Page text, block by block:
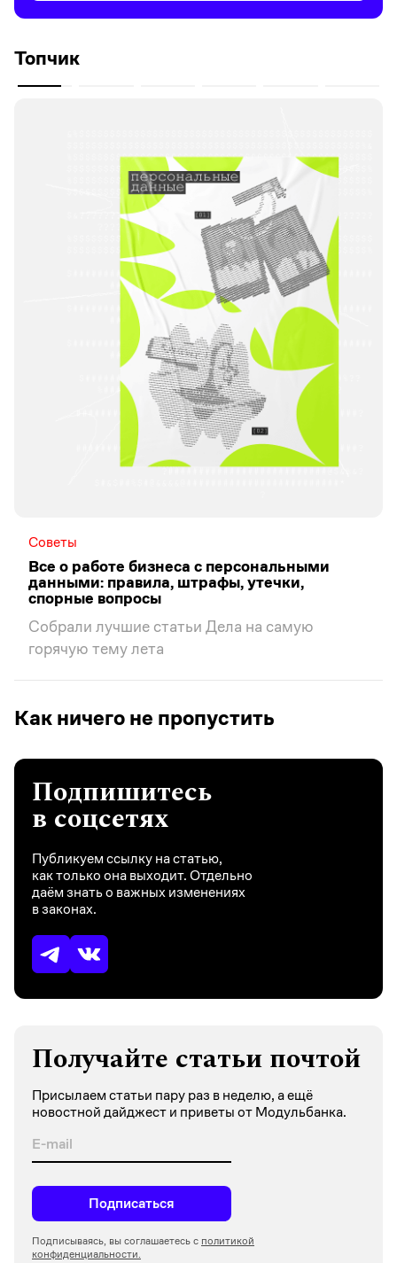
Топчик
Советы
Все о работе бизнеса с персональными
данными: правила, штрафы, утечки,
спорные вопросы
Собрали лучшие статьи Дела на самую
горячую тему лета
Как ничего не пропустить
Подпишитесь
в соцсетях
Публикуем ссылку на статью,
как только она выходит. Отдельно
даём знать о важных изменениях
в законах.
Получайте статьи почтой
Присылаем статьи пару раз в неделю, а ещё
новостной дайджест и приветы от Модульбанка.
Подписаться
Подписываясь, вы соглашаетесь с политикой
конфиденциальности.